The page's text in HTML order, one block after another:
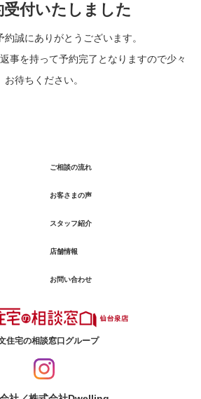
受付いたしました
約誠にありがとうございます。
事を持って予約完了となりますので少々
お待ちください。
ご相談の流れ
お客さまの声
スタッフ紹介
店舗情報
お問い合わせ
住宅の相談窓口グループ